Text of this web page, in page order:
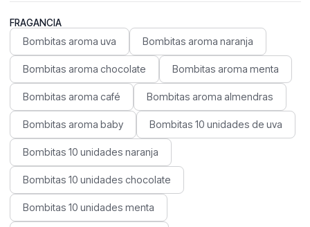
FRAGANCIA
Bombitas aroma uva Bombitas aroma naranja
Bombitas aroma chocolate Bombitas aroma menta
Bombitas aroma café Bombitas aroma almendras
Bombitas aroma baby Bombitas 10 unidades de uva
Bombitas 10 unidades naranja
Bombitas 10 unidades chocolate
Bombitas 10 unidades menta